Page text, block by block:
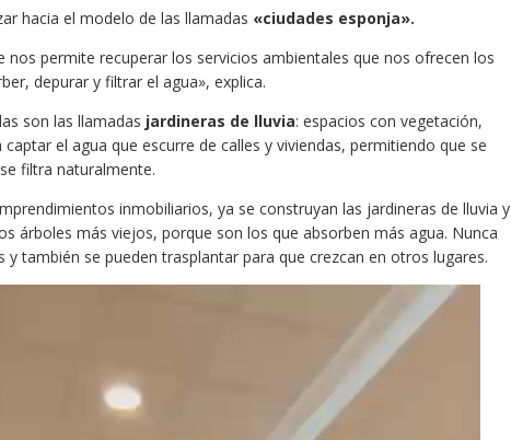
hacia el modelo de las llamadas «ciudades esponja».
nos permite recuperar los servicios ambientales que nos ofrecen los
depurar y filtrar el agua», explica.
son las llamadas jardineras de lluvia: espacios con vegetación,
el agua que escurre de calles y viviendas, permitiendo que se
filtra naturalmente.
inmobiliarios, ya se construyan las jardineras de lluvia y
árboles más viejos, porque son los que absorben más agua. Nunca
también se pueden trasplantar para que crezcan en otros lugares.